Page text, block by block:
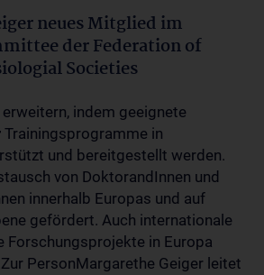
neues Mitglied im
der Federation of
Societies
erweitern, indem geeignete
Trainingsprogramme in
und bereitgestellt werden.
von DoktorandInnen und
innerhalb Europas und auf
gefördert. Auch internationale
Forschungsprojekte in Europa
PersonMargarethe Geiger leitet